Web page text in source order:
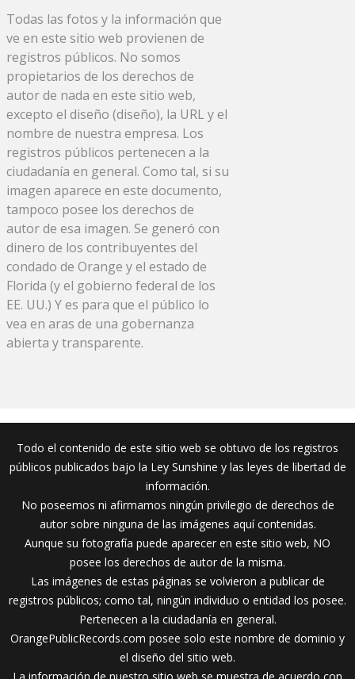
Todas las fotos y la información que
ve en este sitio web provienen de
registros públicos. No somos
propietarios de los derechos de
autor de nada en este sitio web,
excepto el diseño (diseño), la URL y el
nombre de nuestra empresa. Los
registros públicos pertenecen a la
ciudadanía en general. Como tal, si su
imagen aparece en este documento,
tampoco posee los derechos de
autor de esa imagen. Se generó con
dinero de los contribuyentes del
condado de Orange y el estado de
Florida (y el gobierno federal de los
EE. UU.) Y es para que el público lo
vea en aras de una gobernanza
abierta y transparente.
Todo el contenido de este sitio web se obtuvo de los registros
públicos publicados bajo la Ley Sunshine y las leyes de libertad de
información.
No poseemos ni afirmamos ningún privilegio de derechos de
autor sobre ninguna de las imágenes aquí contenidas.
Aunque su fotografía puede aparecer en este sitio web, NO
posee los derechos de autor de la misma.
Las imágenes de estas páginas se volvieron a publicar de
registros públicos; como tal, ningún individuo o entidad los posee.
Pertenecen a la ciudadanía en general.
OrangePublicRecords.com posee solo este nombre de dominio y
el diseño del sitio web.
La información de nuestro sitio web se muestra de acuerdo con